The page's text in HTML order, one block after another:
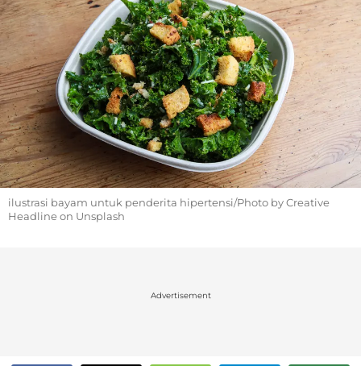
ilustrasi bayam untuk penderita hipertensi/Photo by Creative
Headline on Unsplash
Advertisement